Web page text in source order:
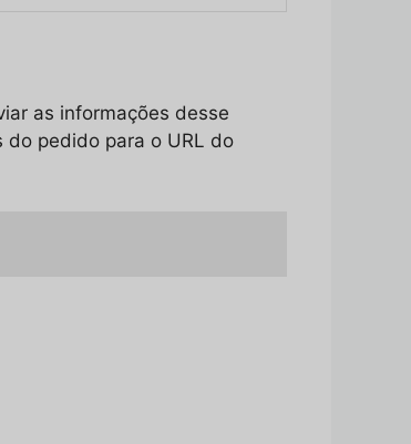
as informações desse
pedido para o URL do